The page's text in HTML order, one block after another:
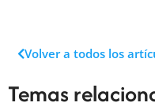
Volver a todos los
Temas